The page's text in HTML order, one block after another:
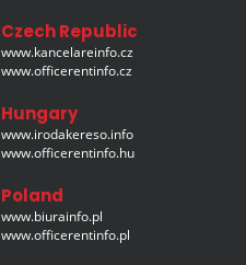
Czech Republic
www.kancelareinfo.cz
www.officerentinfo.cz
Hungary
www.irodakereso.info
www.officerentinfo.hu
Poland
www.biurainfo.pl
www.officerentinfo.pl